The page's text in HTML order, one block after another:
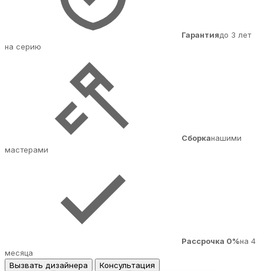
Гарантиядо 3 лет
на серию
Сборканашими
мастерами
Рассрочка 0%на 4
месяца
Вызвать дизайнера
Консультация